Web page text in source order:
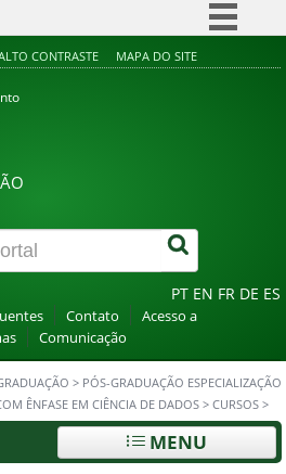
Simplifique!
Canais
CONTRASTE MAPA DO SITE
PT EN FR DE ES
Contato
Acesso a
Comunicação
> PÓS-GRADUAÇÃO ESPECIALIZAÇÃO
ÊNFASE EM CIÊNCIA DE DADOS > CURSOS >
MENU